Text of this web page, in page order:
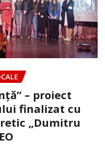
– proiect
finalizat cu
„Dumitru